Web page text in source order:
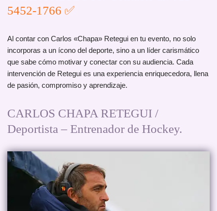
5452-1766 ✅
Al contar con Carlos «Chapa» Retegui en tu evento, no solo
incorporas a un ícono del deporte, sino a un líder carismático
que sabe cómo motivar y conectar con su audiencia. Cada
intervención de Retegui es una experiencia enriquecedora, llena
de pasión, compromiso y aprendizaje.
CARLOS CHAPA RETEGUI /
Deportista – Entrenador de Hockey.